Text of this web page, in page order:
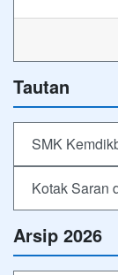
Tautan
SMK
Kotak Saran
Arsip 2026